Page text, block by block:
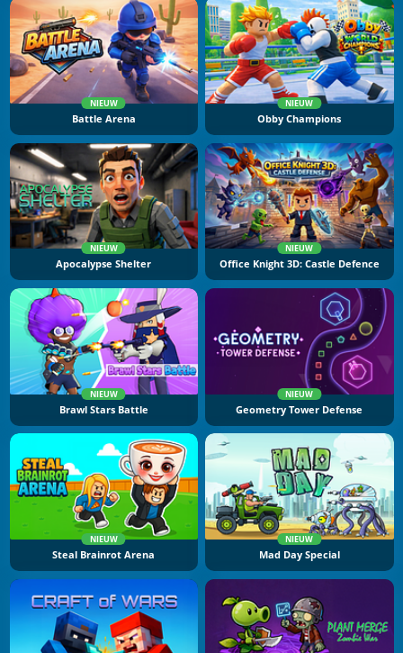
NIEUW
Battle Arena
NIEUW
Obby Champions
NIEUW
Apocalypse Shelter
NIEUW
Office Knight 3D: Castle Defence
NIEUW
Brawl Stars Battle
NIEUW
Geometry Tower Defense
NIEUW
Steal Brainrot Arena
NIEUW
Mad Day Special